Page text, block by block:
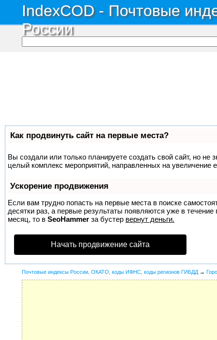
IndexCOD - Почтовые
России
Как продвинуть сайт на первые места?
Вы создали или только планируете создать свой сайт, но не
целый комплекс мероприятий, направленных на увеличение
Ускорение продвижения
Если вам трудно попасть на первые места в поиске
десятки раз, а первые результаты появляются уже в
месяц, то в SeoHammer за бустер вернут деньги.
Начать продвижение сайта
Почтовые индексы России, ОКАТО, коды ИФНС, коды регионов ГИБДД →